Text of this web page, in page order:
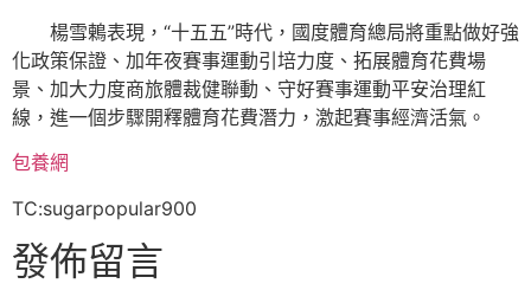
楊雪鶇表現，“十五五”時代，國度體育總局將重點做好強
化政策保證、加年夜賽事運動引培力度、拓展體育花費場
景、加大力度商旅體裁健聯動、守好賽事運動平安治理紅
線，進一個步驟開釋體育花費潛力，激起賽事經濟活氣。
包養網
TC:sugarpopular900
發佈留言